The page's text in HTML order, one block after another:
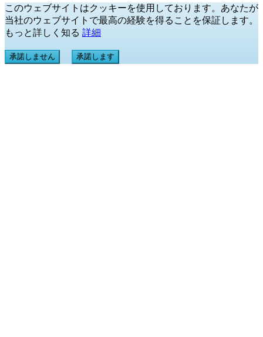
このウェブサイトはクッキーを使用しております。あなたが
当社のウェブサイトで最高の経験を得ることを保証します。
もっと詳しく知る 詳細
承諾しません 承諾します